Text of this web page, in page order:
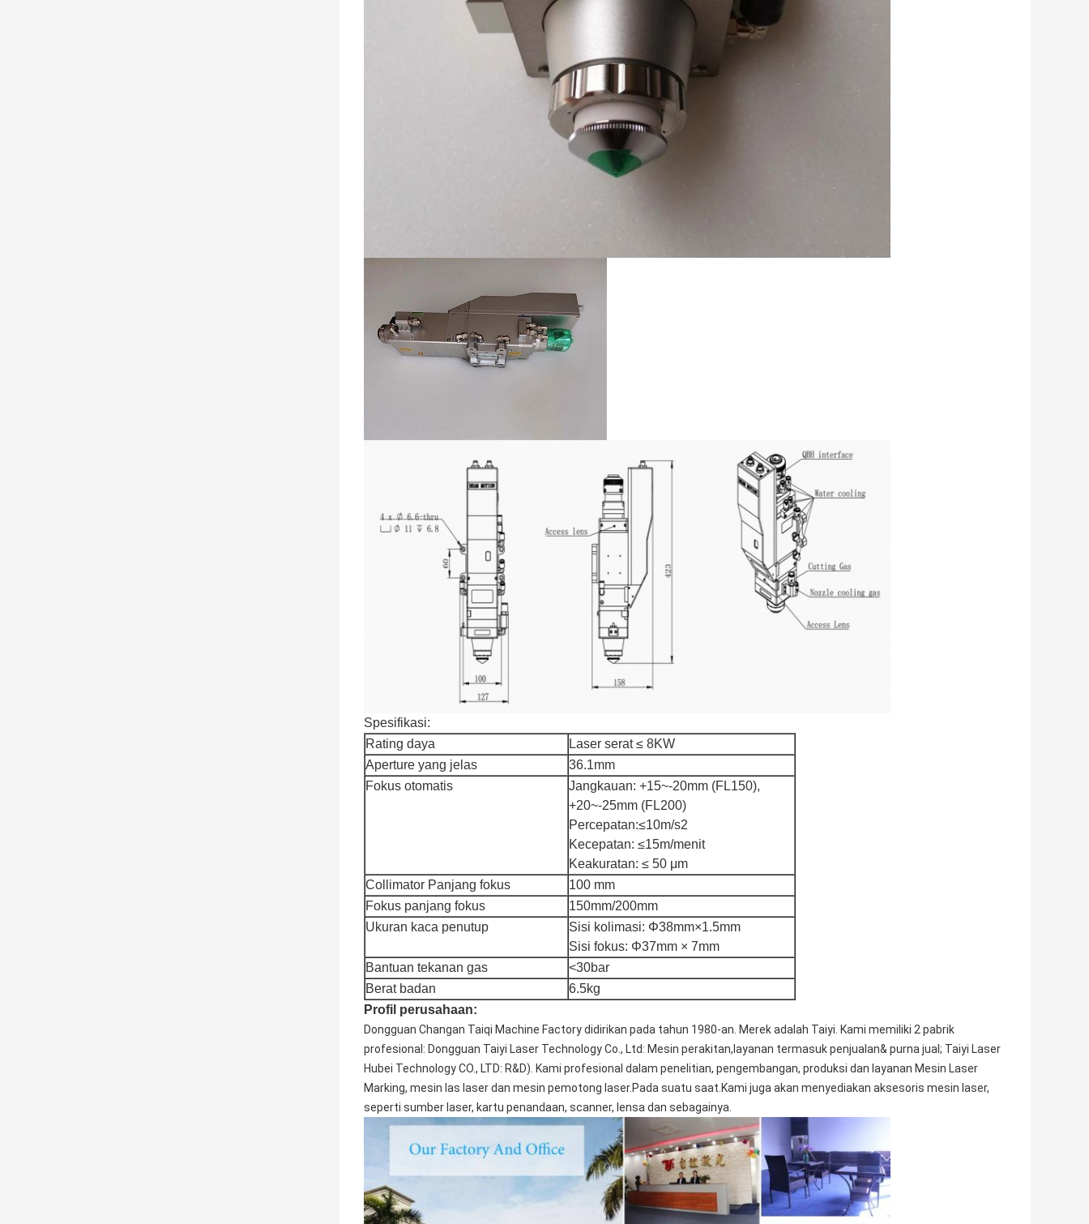
Spesifikasi:
Rating daya
Laser serat ≤ 8KW
Aperture yang jelas
36.1mm
Fokus otomatis
Jangkauan: +15~-20mm (FL150),
+20~-25mm (FL200)
Percepatan:≤10m/s2
Kecepatan: ≤15m/menit
Keakuratan: ≤ 50 μm
Collimator Panjang fokus
100 mm
Fokus panjang fokus
150mm/200mm
Ukuran kaca penutup
Sisi kolimasi: Φ38mm×1.5mm
Sisi fokus: Φ37mm × 7mm
Bantuan tekanan gas
<30bar
Berat badan
6.5kg
Profil perusahaan:
Dongguan Changan Taiqi Machine Factory didirikan pada tahun 1980-an. Merek adalah Taiyi. Kami memiliki 2 pabrik
profesional: Dongguan Taiyi Laser Technology Co., Ltd: Mesin perakitan,layanan termasuk penjualan& purna jual; Taiyi Laser
Hubei Technology CO., LTD: R&D). Kami profesional dalam penelitian, pengembangan, produksi dan layanan Mesin Laser
Marking, mesin las laser dan mesin pemotong laser.Pada suatu saat.Kami juga akan menyediakan aksesoris mesin laser,
seperti sumber laser, kartu penandaan, scanner, lensa dan sebagainya.